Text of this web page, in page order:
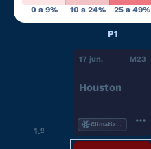
0 a 9% 10 a 24% 25 a 49%
P1
1.º
17 jun. M23
Houston
Climatizado